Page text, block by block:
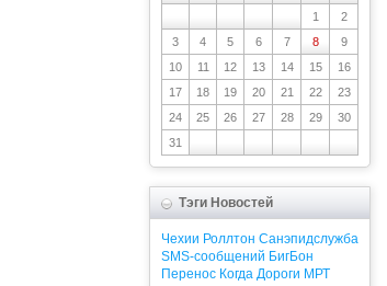
1
2
3
4 5 6 7 8
9
10
11 12 13 14 15
16
17
18 19 20 21 22
23
24
25 26 27 28 29
30
31
Тэги Новостей
Чехии Роллтон Санэпидслужба
SMS-сообщений БигБон
Перенос Когда Дороги МРТ